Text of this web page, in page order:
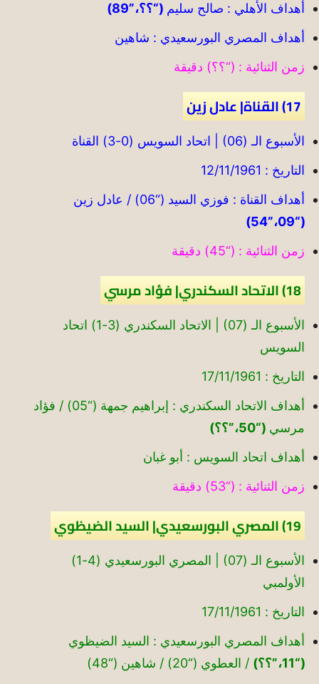
أهداف الأهلي : صالح سليم (“؟؟،”89)
أهداف المصري البورسعيدي : شاهين
زمن الثنائية : (“؟؟) دقيقة
17) القناة| عادل زين
الأسبوع الـ (06) | اتحاد السويس (0-3) القناة
التاريخ : 12/11/1961
أهداف القناة : فوزي السيد (“06) / عادل زين
(“09،”54)
زمن الثنائية : (“45) دقيقة
18) الاتحاد السكندري| فؤاد مرسي
الأسبوع الـ (07) | الاتحاد السكندري (3-1) اتحاد
السويس
التاريخ : 17/11/1961
أهداف الاتحاد السكندري : إبراهيم جمهة (“05) / فؤاد
مرسي (“50،”؟؟)
أهداف اتحاد السويس : أبو غبان
زمن الثنائية : (“53) دقيقة
19) المصري البورسعيدي| السيد الضيظوي
الأسبوع الـ (07) | المصري البورسعيدي (4-1)
الأولمبي
التاريخ : 17/11/1961
أهداف المصري البورسعيدي : السيد الضيظوي
(“11،”؟؟)
/ العطوي (“20) / شاهين (“48)